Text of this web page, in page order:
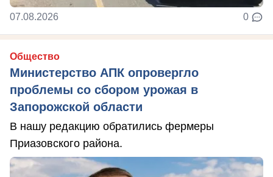
07.08.2026 0
Общество
Министерство АПК опровергло
проблемы со сбором урожая в
Запорожской области
В нашу редакцию обратились фермеры
Приазовского района.